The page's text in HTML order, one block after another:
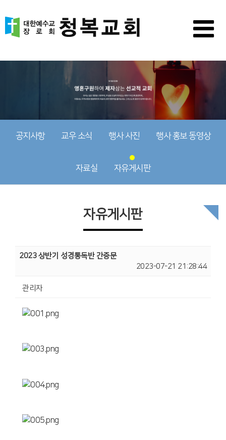
공지사항 교우 소식 행사 사진 행사 홍보 동영상
자료실 자유게시판
자유게시판
2023 상반기 성경통독반 간증문
2023-07-21 21:28:44
관리자